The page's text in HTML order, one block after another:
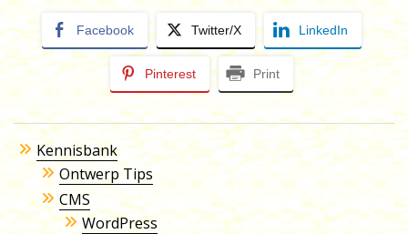
Facebook Twitter/X LinkedIn
Pinterest Print
Kennisbank
Ontwerp Tips
CMS
WordPress